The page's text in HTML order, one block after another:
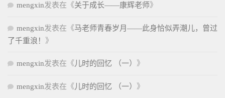
mengxin发表在《关于成长——康辉老师》
mengxin发表在《马老师青春岁月——此身恰似弄潮儿，曾过
了千重浪！ 》
mengxin发表在《 儿时的回忆 （一） 》
mengxin发表在《 儿时的回忆 （一） 》